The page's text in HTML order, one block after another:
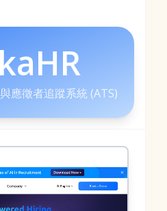
應徵者追蹤系統 (ATS)